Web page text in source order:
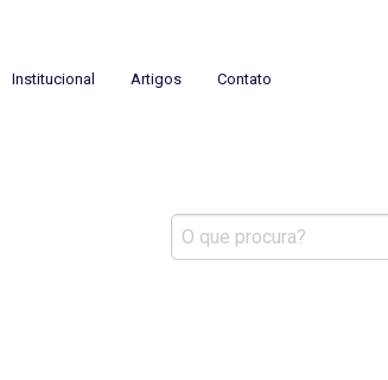
Institucional Artigos Contato